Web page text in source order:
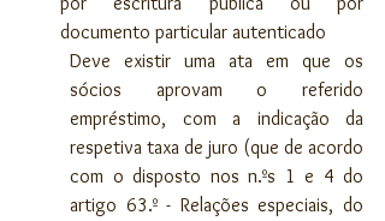
documento particular autenticado
Deve existir uma ata em que os
sócios aprovam o referido
empréstimo, com a indicação da
respetiva taxa de juro (que de acordo
com o disposto nos n.ºs 1 e 4 do
artigo 63.º - Relações especiais, do